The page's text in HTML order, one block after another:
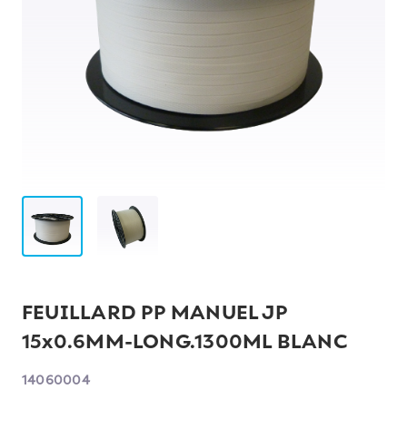
FEUILLARD PP MANUEL JP
15x0.6MM-LONG.1300ML BLANC
14060004